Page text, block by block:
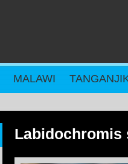
MALAWI
Labidochromis